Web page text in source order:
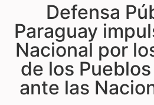
Defensa
Paraguay
Nacional por
de los
ante las